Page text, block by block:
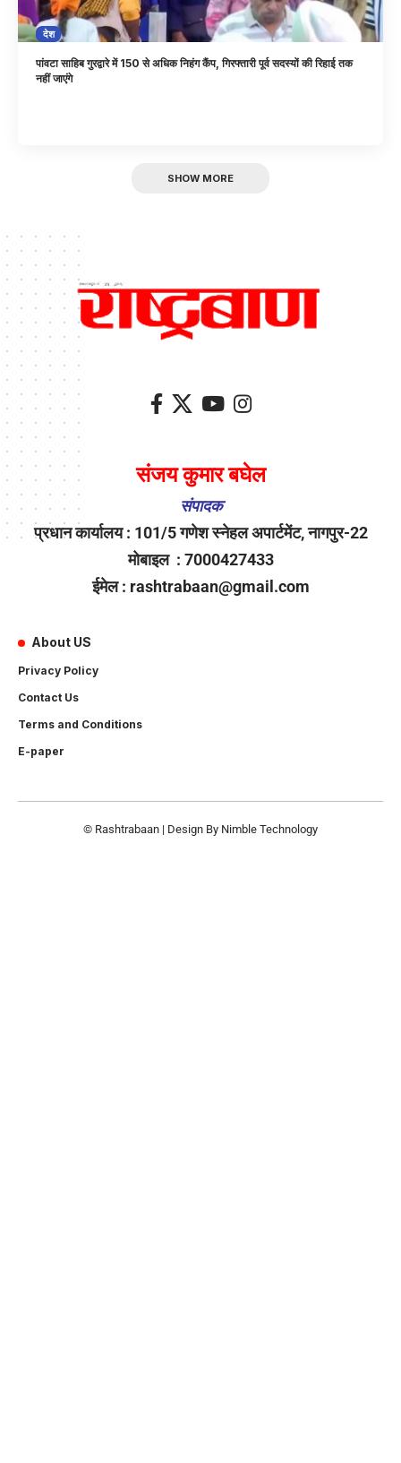
देश
पांवटा साहिब गुरद्वारे में 150 से अधिक निहंग कैंप, गिरफ्तारी पूर्व सदस्यों की रिहाई तक
नहीं जाएंगे
SHOW MORE
संजय कुमार बघेल
संपादक
प्रधान कार्यालय : 101/5 गणेश स्नेहल अपार्टमेंट, नागपुर-22
मोबाइल : 7000427433
ईमेल : rashtrabaan@gmail.com
About US
Privacy Policy
Contact Us
Terms and Conditions
E-paper
© Rashtrabaan | Design By Nimble Technology